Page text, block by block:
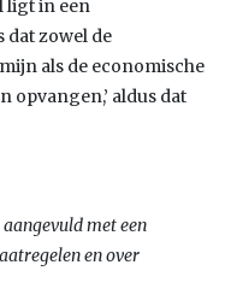
ligt in een
zowel de
als de economische
opvangen,’ aldus dat
met een
en over